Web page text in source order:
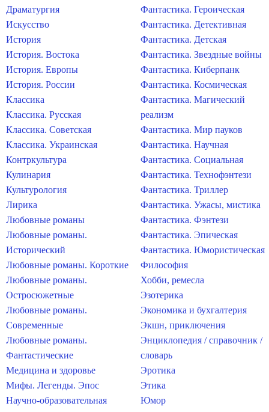
Драматургия
Искусство
История
История. Востока
История. Европы
История. России
Классика
Классика. Русская
Классика. Советская
Классика. Украинская
Контркультура
Кулинария
Культурология
Лирика
Любовные романы
Любовные романы.
Исторический
Любовные романы. Короткие
Любовные романы.
Остросюжетные
Любовные романы.
Современные
Любовные романы.
Фантастические
Медицина и здоровье
Мифы. Легенды. Эпос
Научно-образовательная
Фантастика. Героическая
Фантастика. Детективная
Фантастика. Детская
Фантастика. Звездные войны
Фантастика. Киберпанк
Фантастика. Космическая
Фантастика. Магический
реализм
Фантастика. Мир пауков
Фантастика. Научная
Фантастика. Социальная
Фантастика. Технофэнтези
Фантастика. Триллер
Фантастика. Ужасы, мистика
Фантастика. Фэнтези
Фантастика. Эпическая
Фантастика. Юмористическая
Философия
Хобби, ремесла
Эзотерика
Экономика и бухгалтерия
Экшн, приключения
Энциклопедия / справочник /
словарь
Эротика
Этика
Юмор